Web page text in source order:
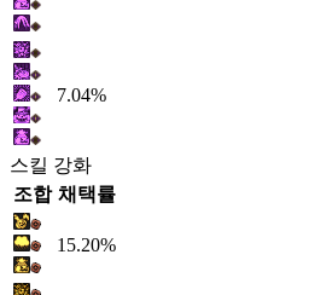
7.04%
스킬 강화
조합 채택률
15.20%